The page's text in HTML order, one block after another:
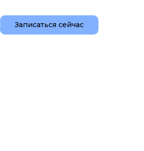
Записаться сейчас